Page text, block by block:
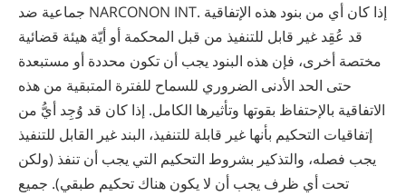
جماعية ضد NARCONON INT. إذا كان أي من بنود هذه الإتفاقية
قد عُقِد غير قابل للتنفيذ من قبل المحكمة أو أيّة هيئة قضائية
مختصة أخرى، فإن هذه البنود يجب أن تكون محددة أو مستبعدة
حتى الحد الأدنى الضروري للسماح للفترة المتبقية من هذه
الاتفاقية بالإحتفاظ بقوتها وتأثيرها الكامل. إذا كان قد وُجِد أيُّ من
إتفاقيات التحكيم بأنها غير قابلة للتنفيذ، البند غير القابل للتنفيذ
يجب فصله، والتذكير بشروط التحكيم التي يجب أن تنفذ (ولكن
تحت أي ظرف يجب أن لا يكون هناك تحكيم طبقي). جميع